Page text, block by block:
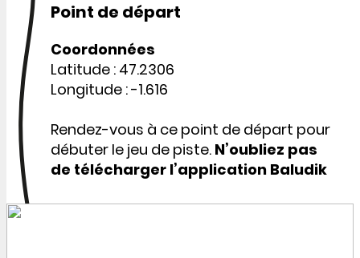
Point de départ
Coordonnées
Latitude : 47.2306
Longitude : -1.616
Rendez-vous à ce point de départ pour
débuter le jeu de piste. N’oubliez pas
de télécharger l’application Baludik